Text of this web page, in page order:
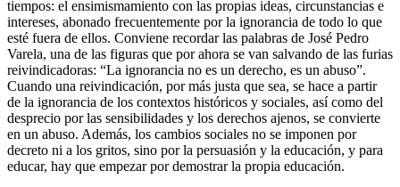
tiempos: el ensimismamiento con las propias ideas, circunstancias e
intereses, abonado frecuentemente por la ignorancia de todo lo que
esté fuera de ellos. Conviene recordar las palabras de José Pedro
Varela, una de las figuras que por ahora se van salvando de las furias
reivindicadoras: “La ignorancia no es un derecho, es un abuso”.
Cuando una reivindicación, por más justa que sea, se hace a partir
de la ignorancia de los contextos históricos y sociales, así como del
desprecio por las sensibilidades y los derechos ajenos, se convierte
en un abuso. Además, los cambios sociales no se imponen por
decreto ni a los gritos, sino por la persuasión y la educación, y para
educar, hay que empezar por demostrar la propia educación.